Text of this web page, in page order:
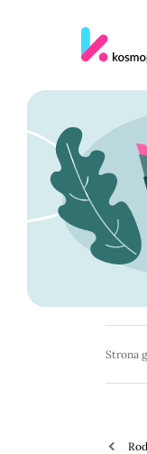
Strona